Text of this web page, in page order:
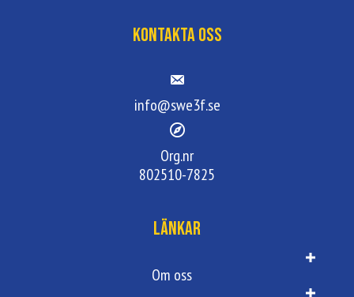
Kontakta oss
info@swe3f.se
Org.nr
802510-7825
Länkar
Om oss